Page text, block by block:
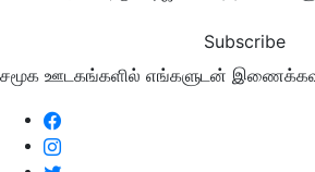
Subscribe
சமூக ஊடகங்களில் எங்களுடன்